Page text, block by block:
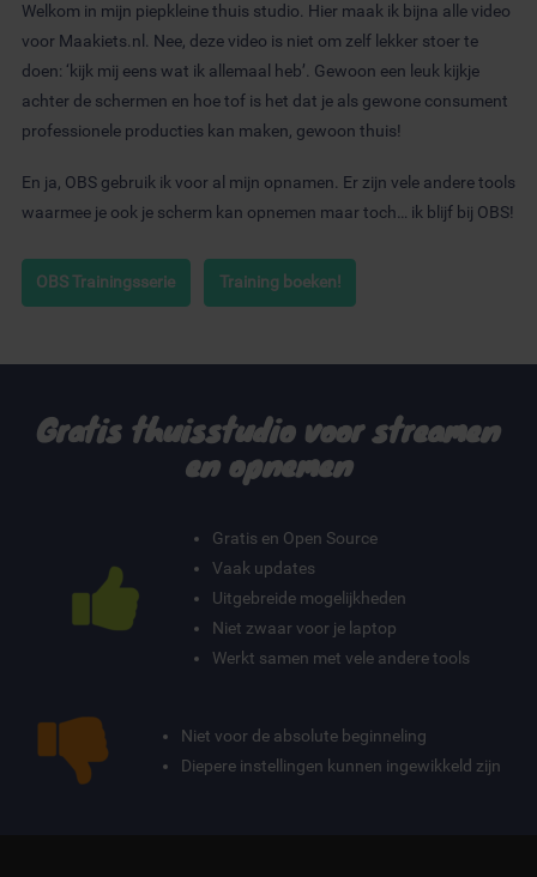
Welkom in mijn piepkleine thuis studio. Hier maak ik bijna alle video
voor Maakiets.nl. Nee, deze video is niet om zelf lekker stoer te
doen: ‘kijk mij eens wat ik allemaal heb’. Gewoon een leuk kijkje
achter de schermen en hoe tof is het dat je als gewone consument
professionele producties kan maken, gewoon thuis!
En ja, OBS gebruik ik voor al mijn opnamen. Er zijn vele andere tools
waarmee je ook je scherm kan opnemen maar toch… ik blijf bij OBS!
OBS Trainingsserie Training boeken!
Gratis thuisstudio voor streamen
en opnemen
Gratis en Open Source
Vaak updates
Uitgebreide mogelijkheden
Niet zwaar voor je laptop
Werkt samen met vele andere tools
Niet voor de absolute beginneling
Diepere instellingen kunnen ingewikkeld zijn